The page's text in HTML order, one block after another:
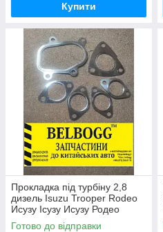
Купити
Прокладка під турбіну 2,8
дизель Isuzu Trooper Rodeo
Исузу Ісузу Исузу Родео
Трупер
Готово до відправки